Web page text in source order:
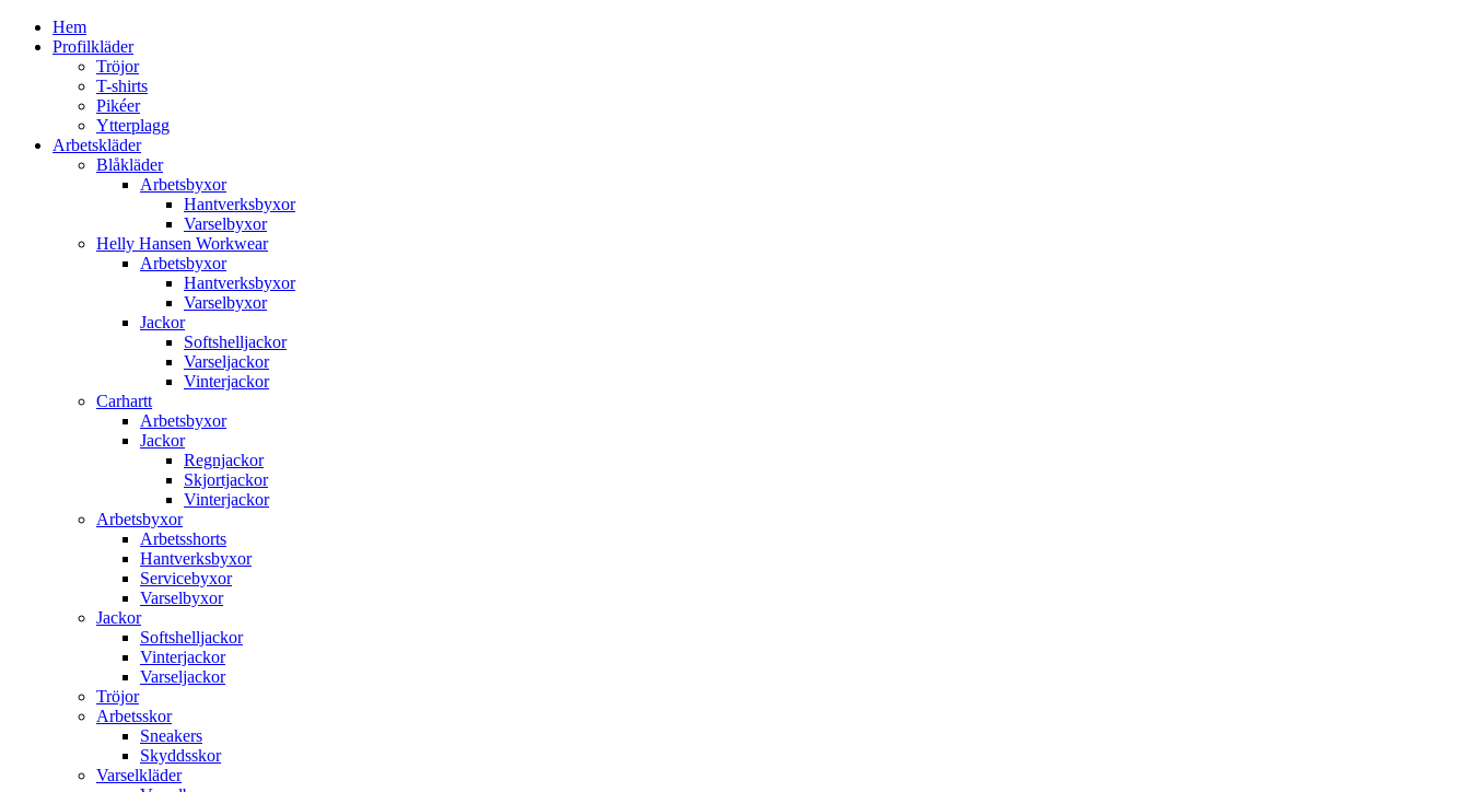
Hem
Profilkläder
Tröjor
T-shirts
Pikéer
Ytterplagg
Arbetskläder
Blåkläder
Arbetsbyxor
Hantverksbyxor
Varselbyxor
Helly Hansen Workwear
Arbetsbyxor
Hantverksbyxor
Varselbyxor
Jackor
Softshelljackor
Varseljackor
Vinterjackor
Carhartt
Arbetsbyxor
Jackor
Regnjackor
Skjortjackor
Vinterjackor
Arbetsbyxor
Arbetsshorts
Hantverksbyxor
Servicebyxor
Varselbyxor
Jackor
Softshelljackor
Vinterjackor
Varseljackor
Tröjor
Arbetsskor
Sneakers
Skyddsskor
Varselkläder